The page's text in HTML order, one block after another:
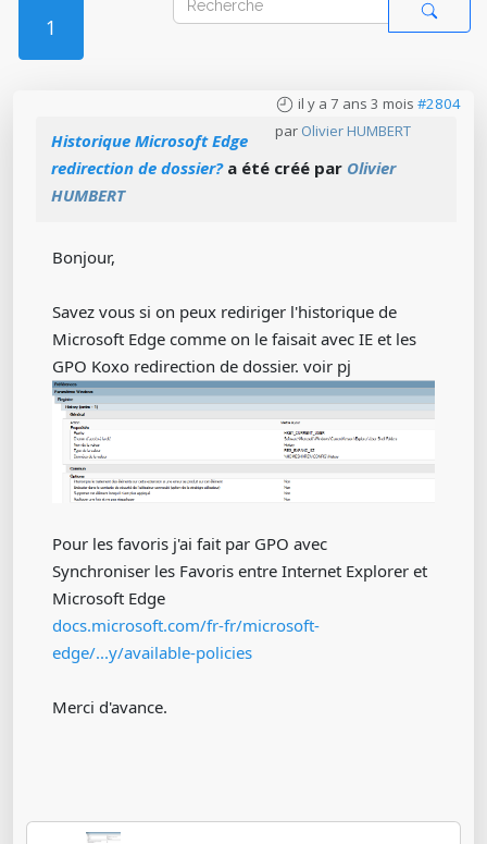
1
il y a 7 ans 3 mois #2804
par Olivier HUMBERT
Historique Microsoft Edge
redirection de dossier?a été créé par Olivier
HUMBERT
Bonjour,
Savez vous si on peux rediriger l'historique de
Microsoft Edge comme on le faisait avec IE et les
GPO Koxo redirection de dossier. voir pj
Pour les favoris j'ai fait par GPO avec
Synchroniser les Favoris entre Internet Explorer et
Microsoft Edge
docs.microsoft.com/fr-fr/microsoft-
edge/...y/available-policies
Merci d'avance.